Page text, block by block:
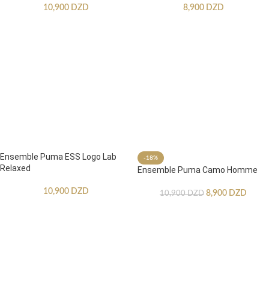
10,900 DZD 8,900 DZD
Ensemble Puma ESS Logo Lab
Relaxed
10,900 DZD
-18%
Ensemble Puma Camo Homme
10,900DZD 8,900 DZD